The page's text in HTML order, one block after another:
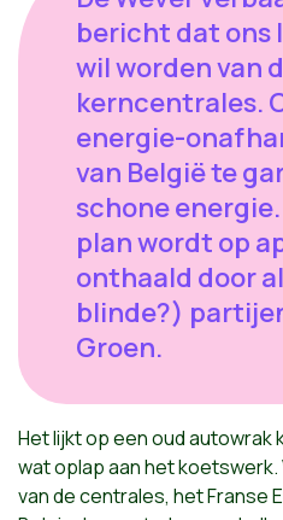
bericht dat ons
wil worden van
kerncentrales.
energie-
van België te
schone
plan wordt op
onthaald door
blinde?)
Groen.
Het lijkt op een oud
wat oplap aan het
van de centrales, het Franse